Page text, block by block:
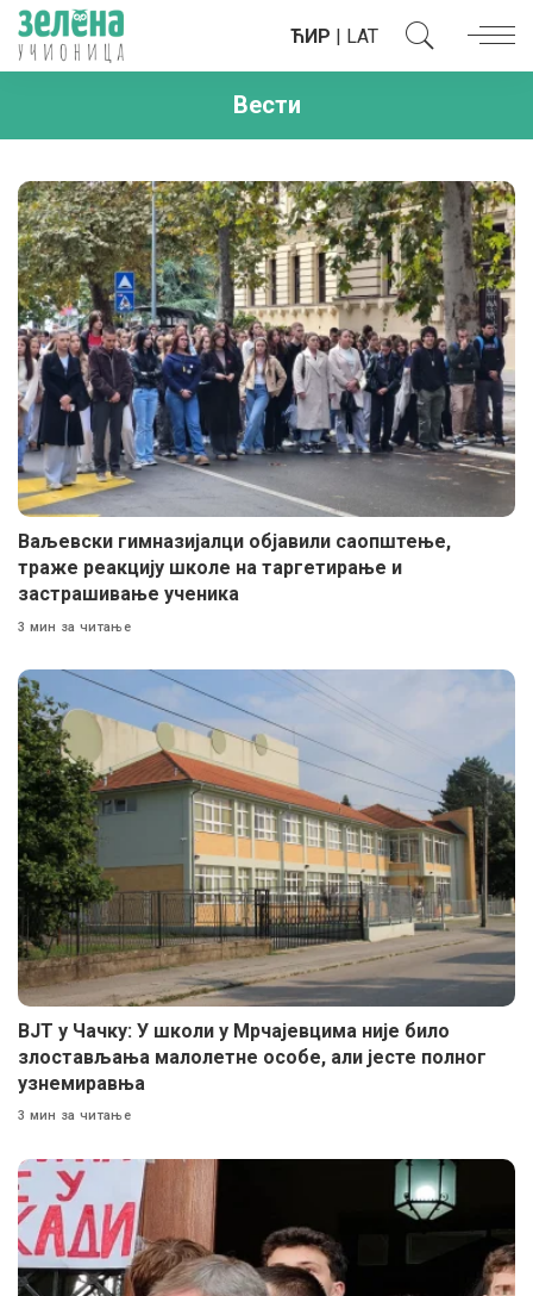
ЋИР | LAT
Вести
Ваљевски гимназијалци објавили саопштење,
траже реакцију школе на таргетирање и
застрашивање ученика
3 мин за читање
ВЈТ у Чачку: У школи у Мрчајевцима није било
злостављања малолетне особе, али јесте полног
узнемиравња
3 мин за читање